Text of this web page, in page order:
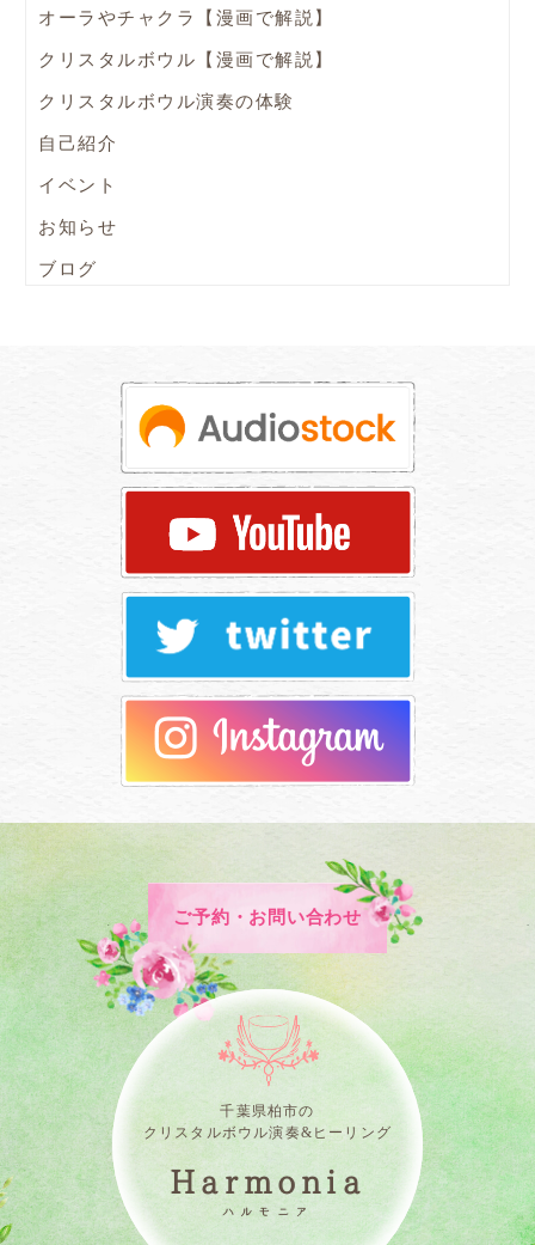
オーラやチャクラ【漫画で解説】
クリスタルボウル【漫画で解説】
クリスタルボウル演奏の体験
自己紹介
イベント
お知らせ
ブログ
ご予約・お問い合わせ
千葉県柏市の
クリスタルボウル演奏&ヒーリング
Harmonia
ハルモニア